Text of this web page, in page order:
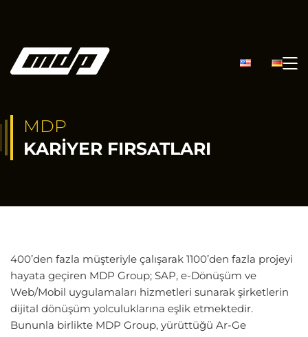
MDP
KARIYER FIRSATLARI
400’den fazla müşteriyle çalışarak 1100’den fazla projeyi
hayata geçiren MDP Group; SAP, e-Dönüşüm ve
Web/Mobil uygulamaları hizmetleri sunarak şirketlerin
dijital dönüşüm yolculuklarına eşlik etmektedir.
Bununla birlikte MDP Group, yürüttüğü Ar-Ge